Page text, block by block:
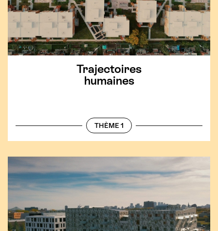
Trajectoires
humaines
THÈME 1